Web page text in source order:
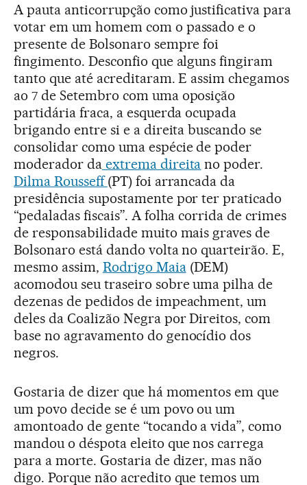
A pauta anticorrupção como justificativa para
votar em um homem com o passado e o
presente de Bolsonaro sempre foi
fingimento. Desconfio que alguns fingiram
tanto que até acreditaram. E assim chegamos
ao 7 de Setembro com uma oposição
partidária fraca, a esquerda ocupada
brigando entre si e a direita buscando se
consolidar como uma espécie de poder
moderador daextrema direita no poder.
Dilma Rousseff(PT) foi arrancada da
presidência supostamente por ter praticado
“pedaladas fiscais”. A folha corrida de crimes
de responsabilidade muito mais graves de
Bolsonaro está dando volta no quarteirão. E,
mesmo assim, Rodrigo Maia(DEM)
acomodou seu traseiro sobre uma pilha de
dezenas de pedidos de impeachment, um
deles da Coalizão Negra por Direitos, com
base no agravamento do genocídio dos
negros.
Gostaria de dizer que há momentos em que
um povo decide se é um povo ou um
amontoado de gente “tocando a vida”, como
mandou o déspota eleito que nos carrega
para a morte. Gostaria de dizer, mas não
digo. Porque não acredito que temos um